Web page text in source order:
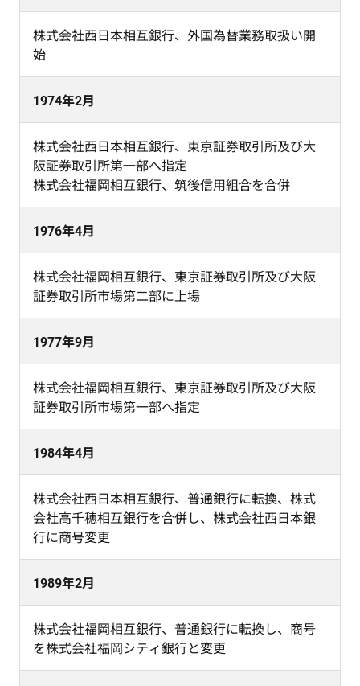
株式会社西日本相互銀行、外国為替業務取扱い開
始
1974年2月
株式会社西日本相互銀行、東京証券取引所及び大
阪証券取引所第一部へ指定
株式会社福岡相互銀行、筑後信用組合を合併
1976年4月
株式会社福岡相互銀行、東京証券取引所及び大阪
証券取引所市場第二部に上場
1977年9月
株式会社福岡相互銀行、東京証券取引所及び大阪
証券取引所市場第一部へ指定
1984年4月
株式会社西日本相互銀行、普通銀行に転換、株式
会社高千穂相互銀行を合併し、株式会社西日本銀
行に商号変更
1989年2月
株式会社福岡相互銀行、普通銀行に転換し、商号
を株式会社福岡シティ銀行と変更